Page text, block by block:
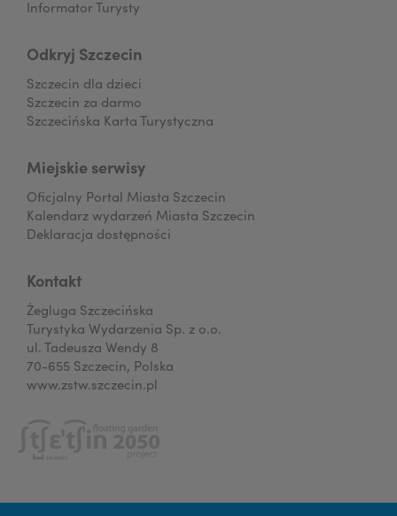
Informator Turysty
Odkryj Szczecin
Szczecin dla dzieci
Szczecin za darmo
Szczecińska Karta Turystyczna
Miejskie serwisy
Oficjalny Portal Miasta Szczecin
Kalendarz wydarzeń Miasta Szczecin
Deklaracja dostępności
Kontakt
Żegluga Szczecińska
Turystyka Wydarzenia Sp. z o.o.
ul. Tadeusza Wendy 8
70-655 Szczecin, Polska
www.zstw.szczecin.pl